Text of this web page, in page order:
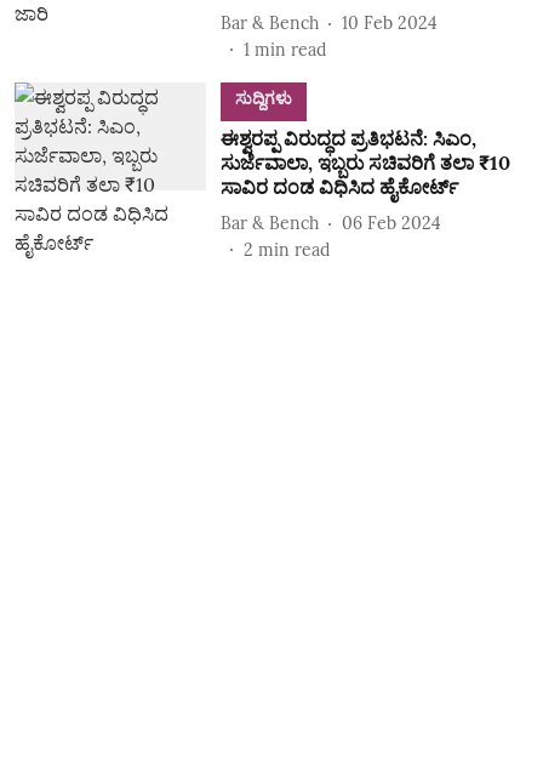
Bar & Bench
10 Feb 2024
1 min read
ಸುದ್ದಿಗಳು
ಈಶ್ವರಪ್ಪ ವಿರುದ್ಧದ ಪ್ರತಿಭಟನೆ: ಸಿಎಂ,
ಸುರ್ಜೆವಾಲಾ, ಇಬ್ಬರು ಸಚಿವರಿಗೆ ತಲಾ ₹10
ಸಾವಿರ ದಂಡ ವಿಧಿಸಿದ ಹೈಕೋರ್ಟ್‌
Bar & Bench
06 Feb 2024
2 min read